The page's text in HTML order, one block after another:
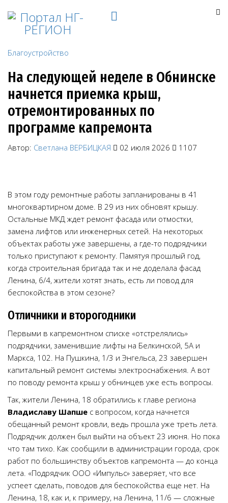
Благоустройство
На следующей неделе в Обнинске
начнется приемка крыш,
отремонтированных по
программе капремонта
Автор: Светлана ВЕРБИЦКАЯ 02 июля 2026 1107
В этом году ремонтные работы запланированы в 41
многоквартирном доме. В 29 из них обновят крышу.
Остальные МКД ждет ремонт фасада или отмостки,
замена лифтов или инженерных сетей. На некоторых
объектах работы уже завершены, а где-то подрядчики
только приступают к ремонту. Памятуя прошлый год,
когда строительная бригада так и не доделала фасад
Ленина, 6/4, жители хотят знать, есть ли повод для
беспокойства в этом сезоне?
Отличники и второгодники
Первыми в капремонтном списке «отстрелялись»
подрядчики, заменившие лифты на Белкинской, 5А и
Маркса, 102. На Пушкина, 1/3 и Энгельса, 23 завершен
капитальный ремонт системы электроснабжения. А вот
по поводу ремонта крыш у обнинцев уже есть вопросы.
Так, жители Ленина, 18 обратились к главе региона
Владиславу Шапше с вопросом, когда начнется
обещанный ремонт кровли, ведь прошла уже треть лета.
Подрядчик должен был выйти на объект 23 июня. Но пока
что там тихо. Как сообщили в администрации города, срок
работ по большинству объектов капремонта — до конца
лета. «Подрядчик ООО «Импульс» заверяет, что все
успеет сделать, поводов для беспокойства еще нет. На
Ленина, 18, как и, к примеру, на Ленина, 11/6 — сложные